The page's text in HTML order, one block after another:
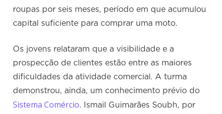
roupas por seis meses, período em que acumulou
capital suficiente para comprar uma moto.
Os jovens relataram que a visibilidade e a
prospecção de clientes estão entre as maiores
dificuldades da atividade comercial. A turma
demonstrou, ainda, um conhecimento prévio do
Sistema Comércio. Ismail Guimarães Soubh, por